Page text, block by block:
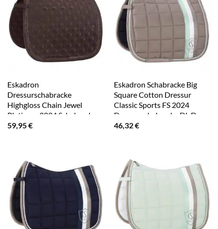
Eskadron
Dressurschabracke
Highgloss Chain Jewel
Platinum 2024 Schabracke
Dressur DL Teak Brown
59,95€
Eskadron Schabracke Big
Square Cotton Dressur
Classic Sports FS 2024
Dressurschabracke DL Deep
Taupe
46,32€